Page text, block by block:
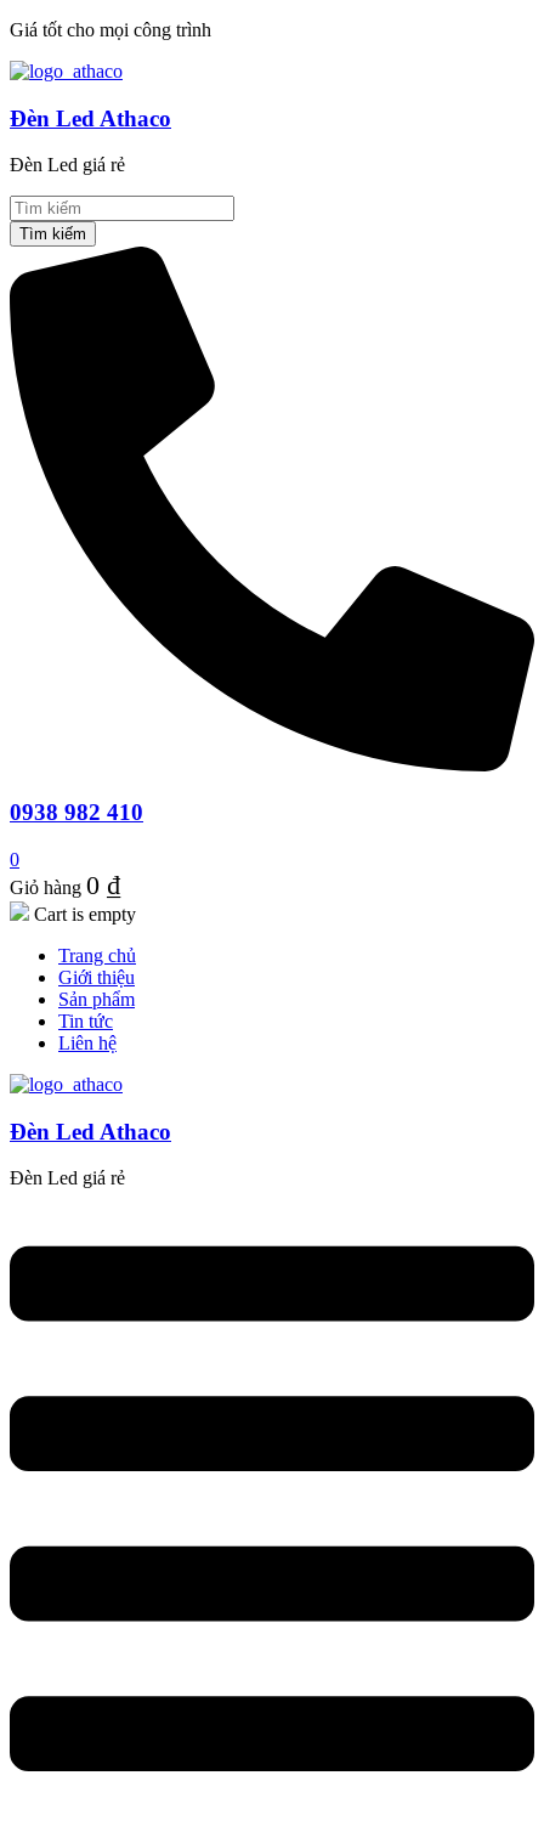
Giá tốt cho mọi công trình
Đèn Led Athaco
Đèn Led giá rẻ
0938 982 410
0
Giỏ hàng 0 ₫
Cart is empty
Trang chủ
Giới thiệu
Sản phẩm
Tin tức
Liên hệ
Đèn Led Athaco
Đèn Led giá rẻ